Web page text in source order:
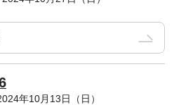
年10月13日（日）